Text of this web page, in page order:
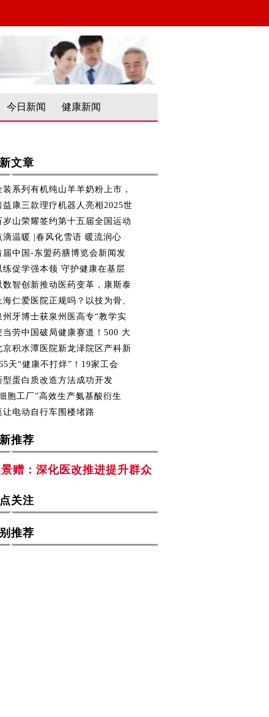
今日新闻 健康新闻
文章
装系列有机纯山羊羊奶粉上市，
益康三款理疗机器人亮相2025世
岁山荣耀签约第十五届全国运动
滴温暖 |春风化雪语 暖流润心
届中国-东盟药膳博览会新闻发
练促学强本领 守护健康在基层
数智创新推动医药变革，康斯泰
海仁爱医院正规吗？以技为骨、
州牙博士获泉州医高专“教学实
当劳中国破局健康赛道！500 大
京积水潭医院新龙泽院区产科新
天“健康不打烊”！19家工会
型蛋白质改造方法成功开发
胞工厂”高效生产氨基酸衍生
让电动自行车围楼堵路
推荐
赠：深化医改推进提升群众
关注
推荐